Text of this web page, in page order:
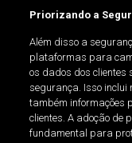
Priorizando a
Além disso a
plataformas para
os dados dos clientes
segurança. Isso
também informações
clientes. A adoção de
fundamental para